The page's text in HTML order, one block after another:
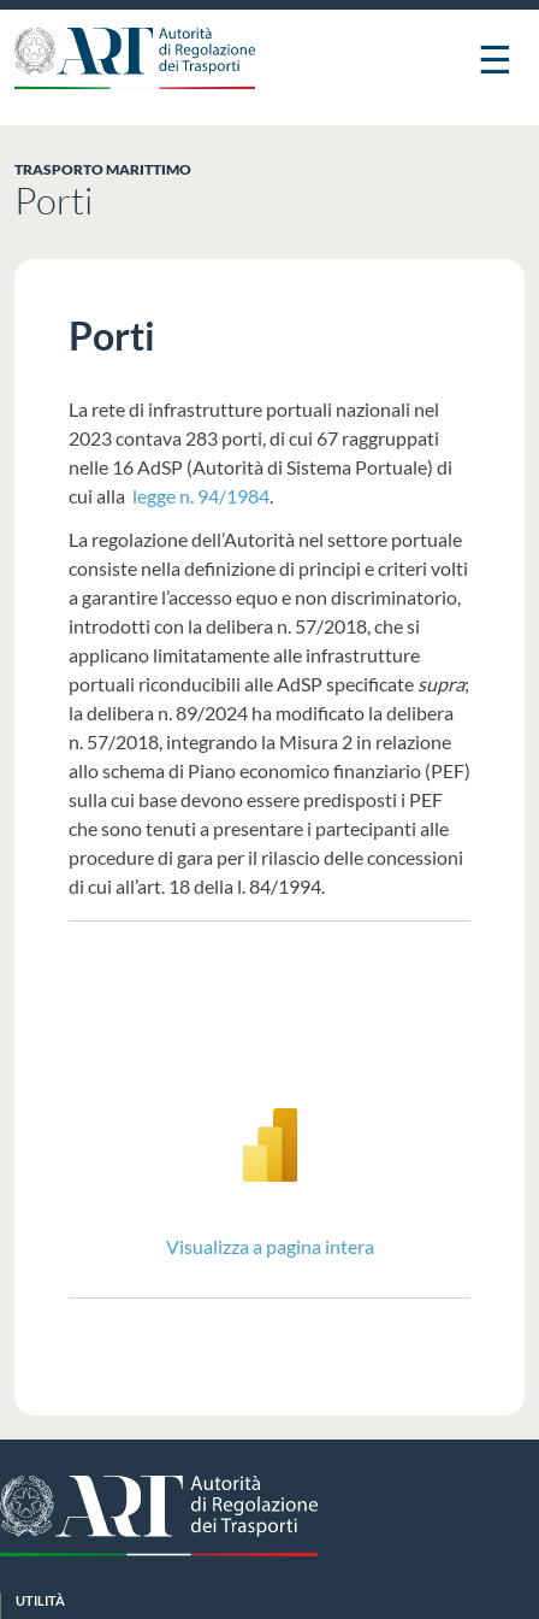
☰
TRASPORTO MARITTIMO
Porti
Porti
La rete di infrastrutture portuali nazionali nel
2023 contava 283 porti, di cui 67 raggruppati
nelle 16 AdSP (Autorità di Sistema Portuale) di
cui alla legge n. 94/1984
La regolazione dell’Autorità nel settore portuale
consiste nella definizione di principi e criteri volti
a garantire l’accesso equo e non discriminatorio,
introdotti con la delibera n. 57/2018, che si
applicano limitatamente alle infrastrutture
portuali riconducibili alle AdSP specificate supra;
la delibera n. 89/2024 ha modificato la delibera
n. 57/2018, integrando la Misura 2 in relazione
allo schema di Piano economico finanziario (PEF)
sulla cui base devono essere predisposti i PEF
che sono tenuti a presentare i partecipanti alle
procedure di gara per il rilascio delle concessioni
di cui all’art. 18 della l. 84/1994.
Visualizza a pagina intera
UTILITÀ